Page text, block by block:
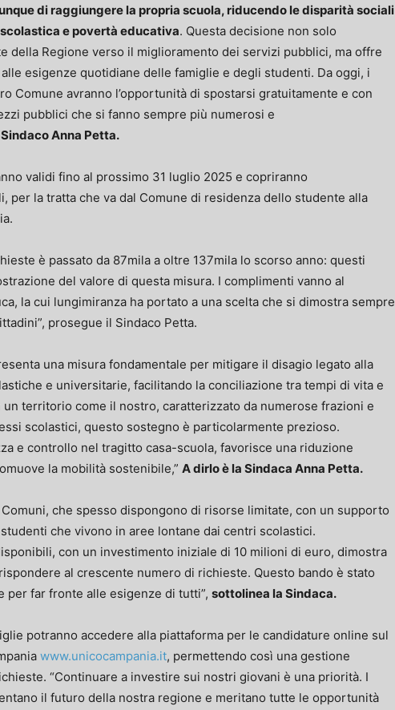
di raggiungere la propria scuola, riducendo le disparità sociali
e povertà educativa. Questa decisione non solo
della Regione verso il miglioramento dei servizi pubblici, ma offre
esigenze quotidiane delle famiglie e degli studenti. Da oggi, i
Comune avranno l’opportunità di spostarsi gratuitamente e con
pubblici che si fanno sempre più numerosi e
Anna Petta.
validi fino al prossimo 31 luglio 2025 e copriranno
per la tratta che va dal Comune di residenza dello studente alla
è passato da 87mila a oltre 137mila lo scorso anno: questi
del valore di questa misura. I complimenti vanno al
la cui lungimiranza ha portato a una scelta che si dimostra sempre
prosegue il Sindaco Petta.
una misura fondamentale per mitigare il disagio legato alla
e universitarie, facilitando la conciliazione tra tempi di vita e
un territorio come il nostro, caratterizzato da numerose frazioni e
scolastici, questo sostegno è particolarmente prezioso.
e controllo nel tragitto casa-scuola, favorisce una riduzione
la mobilità sostenibile,” A dirlo è la Sindaca Anna Petta.
che spesso dispongono di risorse limitate, con un supporto
che vivono in aree lontane dai centri scolastici.
con un investimento iniziale di 10 milioni di euro, dimostra
al crescente numero di richieste. Questo bando è stato
far fronte alle esigenze di tutti”, sottolinea la Sindaca.
potranno accedere alla piattaforma per le candidature online sul
www.unicocampania.it, permettendo così una gestione
“Continuare a investire sui nostri giovani è una priorità. I
il futuro della nostra regione e meritano tutte le opportunità